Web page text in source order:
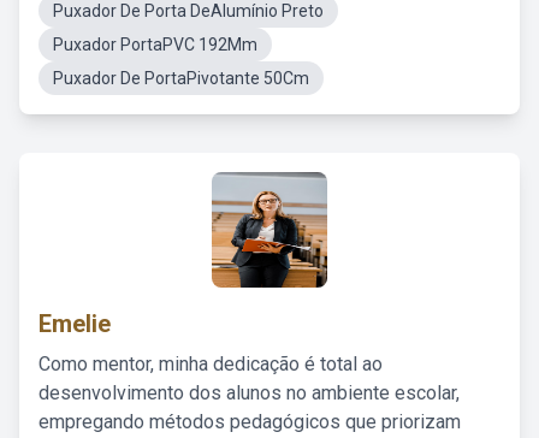
Puxador De Porta DeAlumínio Preto
Puxador PortaPVC 192Mm
Puxador De PortaPivotante 50Cm
Emelie
Como mentor, minha dedicação é total ao
desenvolvimento dos alunos no ambiente escolar,
empregando métodos pedagógicos que priorizam